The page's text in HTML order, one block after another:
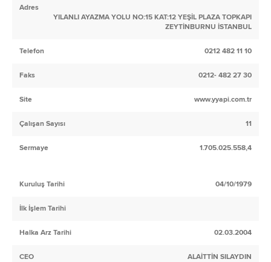
Adres
YILANLI AYAZMA YOLU NO:15 KAT:12 YEŞİL PLAZA TOPKAPI
ZEYTİNBURNU İSTANBUL
Telefon 0212 482 11 10
Faks 0212- 482 27 30
Site www.yyapi.com.tr
Çalışan Sayısı 11
Sermaye 1.705.025.558,4
Kuruluş Tarihi 04/10/1979
İlk İşlem Tarihi
Halka Arz Tarihi 02.03.2004
CEO ALAİTTİN SILAYDIN